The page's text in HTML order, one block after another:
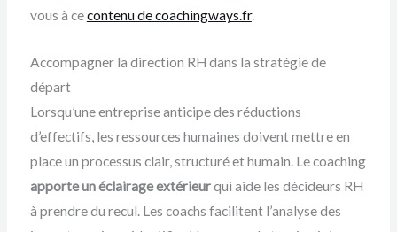
vous à cecontenu de coachingways.fr.
Accompagner la direction RH dans la stratégie de
départ
Lorsqu’une entreprise anticipe des réductions
d’effectifs, les ressources humaines doivent mettre en
place un processus clair, structuré et humain. Le coaching
apporte un éclairage extérieurqui aide les décideurs RH
à prendre du recul. Les coachs facilitent l’analyse des